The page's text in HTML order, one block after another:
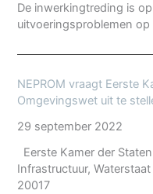
De inwerkingtreding is
uitvoeringsproblemen
NEPROM vraagt Eerste
Omgevingswet uit te
29 september 2022
Eerste Kamer der
Infrastructuur,
20017